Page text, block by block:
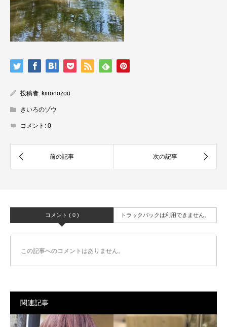
投稿者: kiironozou
きいろのゾウ
コメント: 0
コメント ( 0 ) トラックバックは利用できません。
この記事へのコメントはありません。
関連記事